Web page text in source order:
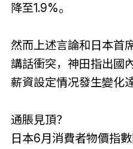
降至1.9%。
然而上述言論和日本首
講話衝突，神田指出國
薪資設定情况發生變化
通脹見頂？
日本6月消費者物價指